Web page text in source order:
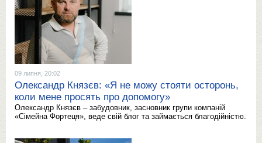
09 липня, 20:02
Олександр Князєв: «Я не можу стояти осторонь,
коли мене просять про допомогу»
Олександр Князєв – забудовник, засновник групи компаній
«Сімейна Фортеця», веде свій блог та займається благодійністю.